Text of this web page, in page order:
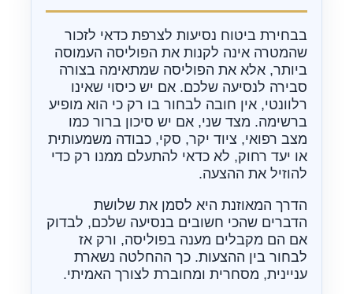
בבחירת ביטוח נסיעות לצרפת כדאי לזכור
שהמטרה אינה לקנות את הפוליסה העמוסה
ביותר, אלא את הפוליסה שמתאימה בצורה
סבירה לנסיעה שלכם. אם יש כיסוי שאינו
רלוונטי, אין חובה לבחור בו רק כי הוא מופיע
ברשימה. מצד שני, אם יש סיכון ברור כמו
מצב רפואי, ציוד יקר, סקי, כבודה משמעותית
או יעד רחוק, לא כדאי להתעלם ממנו רק כדי
להוזיל את ההצעה.
הדרך המאוזנת היא לסמן את שלושת
הדברים שהכי חשובים בנסיעה שלכם, לבדוק
אם הם מקבלים מענה בפוליסה, ורק אז
לבחור בין ההצעות. כך ההחלטה נשארת
עניינית, מסחרית ומחוברת לצורך האמיתי.